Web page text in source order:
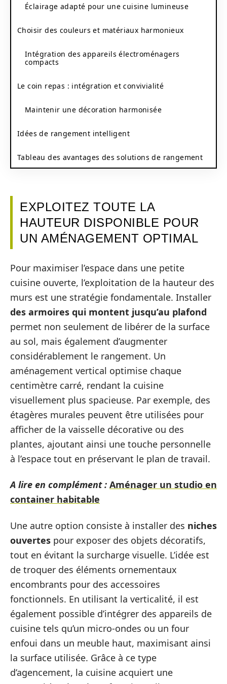
Éclairage adapté pour une cuisine lumineuse
Choisir des couleurs et matériaux harmonieux
Intégration des appareils électroménagers
compacts
Le coin repas : intégration et convivialité
Maintenir une décoration harmonisée
Idées de rangement intelligent
Tableau des avantages des solutions de rangement
EXPLOITEZ TOUTE LA
HAUTEUR DISPONIBLE POUR
UN AMÉNAGEMENT OPTIMAL
Pour maximiser l’espace dans une petite
cuisine ouverte, l’exploitation de la hauteur des
murs est une stratégie fondamentale. Installer
des armoires qui montent jusqu’au plafond
permet non seulement de libérer de la surface
au sol, mais également d’augmenter
considérablement le rangement. Un
aménagement vertical optimise chaque
centimètre carré, rendant la cuisine
visuellement plus spacieuse. Par exemple, des
étagères murales peuvent être utilisées pour
afficher de la vaisselle décorative ou des
plantes, ajoutant ainsi une touche personnelle
à l’espace tout en préservant le plan de travail.
A lire en complément : Aménager un studio en
container habitable
Une autre option consiste à installer des niches
ouvertes pour exposer des objets décoratifs,
tout en évitant la surcharge visuelle. L’idée est
de troquer des éléments ornementaux
encombrants pour des accessoires
fonctionnels. En utilisant la verticalité, il est
également possible d’intégrer des appareils de
cuisine tels qu’un micro-ondes ou un four
enfoui dans un meuble haut, maximisant ainsi
la surface utilisée. Grâce à ce type
d’agencement, la cuisine acquiert une